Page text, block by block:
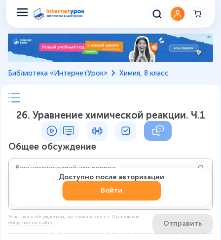
Библиотека «ИнтернетУрок» Химия, 8 класс
26. Уравнение химической реакции. Ч.1
Общее обсуждение
Участвуя в обсуждении, вы соглашаетесь c Правилами
общения на сайте.
Отправить
Доступно после авторизации
Войти